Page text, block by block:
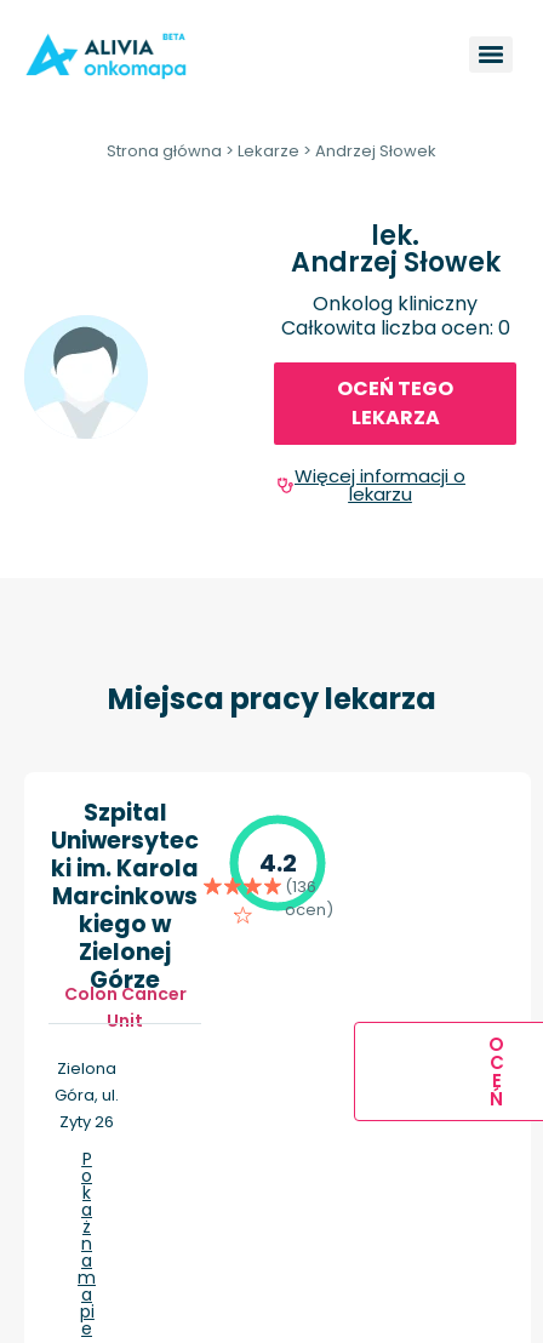
Strona główna > Lekarze > Andrzej Słowek
lek.
Andrzej Słowek
Onkolog kliniczny
Całkowita liczba ocen: 0
OCEŃ TEGO
LEKARZA
Więcej informacji o
lekarzu
Miejsca pracy lekarza
Szpital
Uniwersytec
ki im. Karola
Marcinkows
kiego w
Zielonej
Górze
Colon Cancer
Unit
Zielona
Góra, ul.
Zyty 26
P
o
k
a
ż
n
a
m
a
pi
e
4.2
(136
ocen)
O
C
E
Ń